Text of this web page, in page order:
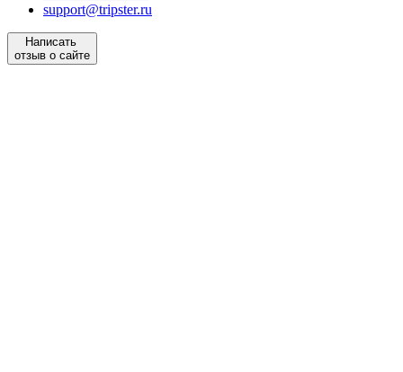
support@tripster.ru
Написать
отзыв о сайте